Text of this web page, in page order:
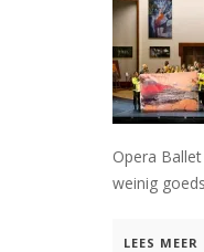
Opera
weinig
LEES MEER